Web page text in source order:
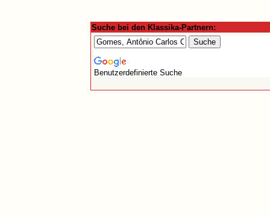
Suche bei den Klassika-Partnern:
Benutzerdefinierte Suche